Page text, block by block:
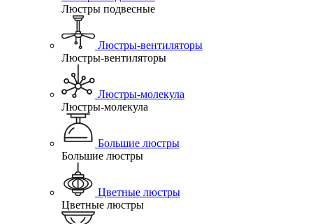
Люстры подвесные
Люстры-вентиляторы
Люстры-вентиляторы
Люстры-молекула
Люстры-молекула
Большие люстры
Большие люстры
Цветные люстры
Цветные люстры